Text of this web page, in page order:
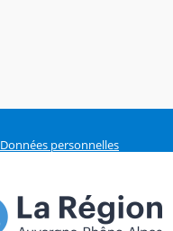
Données personnelles